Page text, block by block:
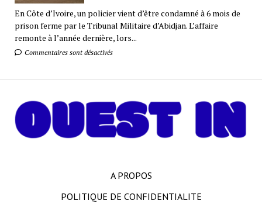
En Côte d’Ivoire, un policier vient d’être condamné à 6 mois de
prison ferme par le Tribunal Militaire d’Abidjan. L’affaire
remonte à l’année dernière, lors...
Commentaires sont désactivés
A PROPOS
POLITIQUE DE CONFIDENTIALITE